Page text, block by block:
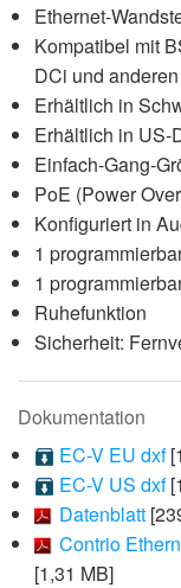
Ethernet-
Kompatibel mit
DCi und
Erhältlich in
Erhältlich in US-
Einfach-Gang-
PoE (Power
Konfiguriert in
1
1
Ruhefunktion
Sicherheit:
Dokumentation
EC-V EU dxf
EC-V US dxf
Datenblatt
Contrio
[1,31 MB]